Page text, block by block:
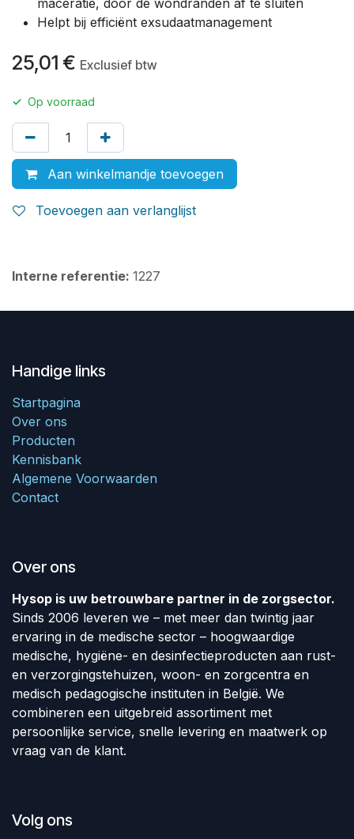
Helpt bij efficiënt exsudaatmanagement
25,01 € Exclusief btw
✓ Op voorraad
Aan winkelmandje toevoegen
Toevoegen aan verlanglijst
Interne referentie: 1227
Handige links
Startpagina
Over ons
Producten
Kennisbank
Algemene Voorwaarden
Contact
Over ons
Hysop is uw betrouwbare partner in de zorgsector.
Sinds 2006 leveren we – met meer dan twintig jaar
ervaring in de medische sector – hoogwaardige
medische, hygiëne- en desinfectieproducten aan rust-
en verzorgingstehuizen, woon- en zorgcentra en
medisch pedagogische instituten in België. We
combineren een uitgebreid assortiment met
persoonlijke service, snelle levering en maatwerk op
vraag van de klant.
Volg ons